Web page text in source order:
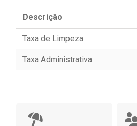
Descrição
Taxa de Limpeza
Taxa Administrativa